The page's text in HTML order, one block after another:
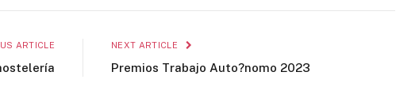
ARTICLE NEXT ARTICLE
Premios Trabajo Auto?nomo 2023